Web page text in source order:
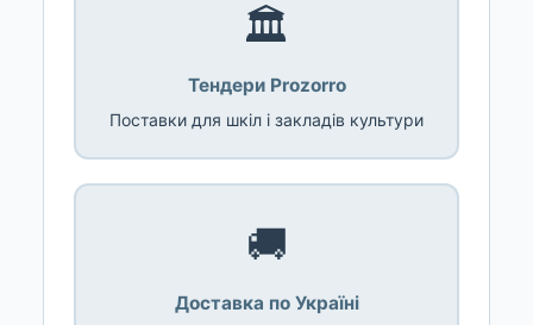
🏛️
Тендери Prozorro
Поставки для шкіл і закладів культури
🚚
Доставка по Україні